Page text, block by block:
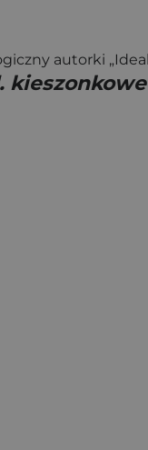
autorki
kieszonkowe